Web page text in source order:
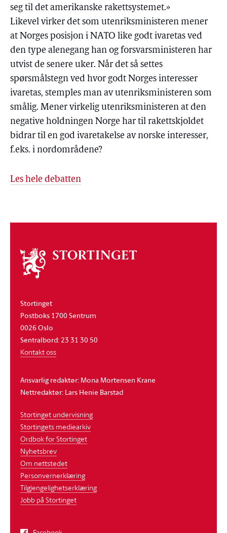
seg til det amerikanske rakettsystemet.»
Likevel virker det som utenriksministeren mener
at Norges posisjon i NATO like godt ivaretas ved
den type alenegang han og forsvarsministeren har
utvist de senere uker. Når det så settes
spørsmålstegn ved hvor godt Norges interesser
ivaretas, stemples man av utenriksministeren som
smålig. Mener virkelig utenriksministeren at den
negative holdningen Norge har til rakettskjoldet
bidrar til en god ivaretakelse av norske interesser,
f.eks. i nordområdene?
Les hele debatten
Om
stortinget
Stortinget
Postboks 1700 Sentrum
0026 Oslo
Sentralbord: 23 31 30 50
Kontakt oss
Ansvarlig redaktør: Mona Mortensen Krane
Nettredaktør: Lars Henie Barstad
Stortinget undervisning
Stortingets mediearkiv
Ordbok for Stortinget
Nyhetsbrev
Om nettstedet
Personvernerklæring
Tilgjengelighetserklæring
Jobb på Stortinget